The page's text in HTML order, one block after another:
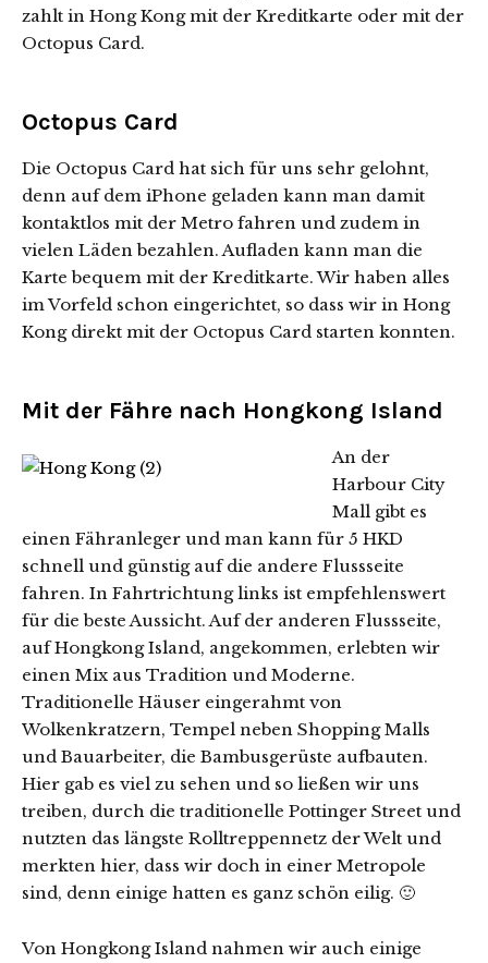
zahlt in Hong Kong mit der Kreditkarte oder mit der
Octopus Card.
Octopus Card
Die Octopus Card hat sich für uns sehr gelohnt,
denn auf dem iPhone geladen kann man damit
kontaktlos mit der Metro fahren und zudem in
vielen Läden bezahlen. Aufladen kann man die
Karte bequem mit der Kreditkarte. Wir haben alles
im Vorfeld schon eingerichtet, so dass wir in Hong
Kong direkt mit der Octopus Card starten konnten.
Mit der Fähre nach Hongkong Island
An der
Harbour City
Mall gibt es
einen Fähranleger und man kann für 5 HKD
schnell und günstig auf die andere Flussseite
fahren. In Fahrtrichtung links ist empfehlenswert
für die beste Aussicht. Auf der anderen Flussseite,
auf Hongkong Island, angekommen, erlebten wir
einen Mix aus Tradition und Moderne.
Traditionelle Häuser eingerahmt von
Wolkenkratzern, Tempel neben Shopping Malls
und Bauarbeiter, die Bambusgerüste aufbauten.
Hier gab es viel zu sehen und so ließen wir uns
treiben, durch die traditionelle Pottinger Street und
nutzten das längste Rolltreppennetz der Welt und
merkten hier, dass wir doch in einer Metropole
sind, denn einige hatten es ganz schön eilig. 🙂
Von Hongkong Island nahmen wir auch einige